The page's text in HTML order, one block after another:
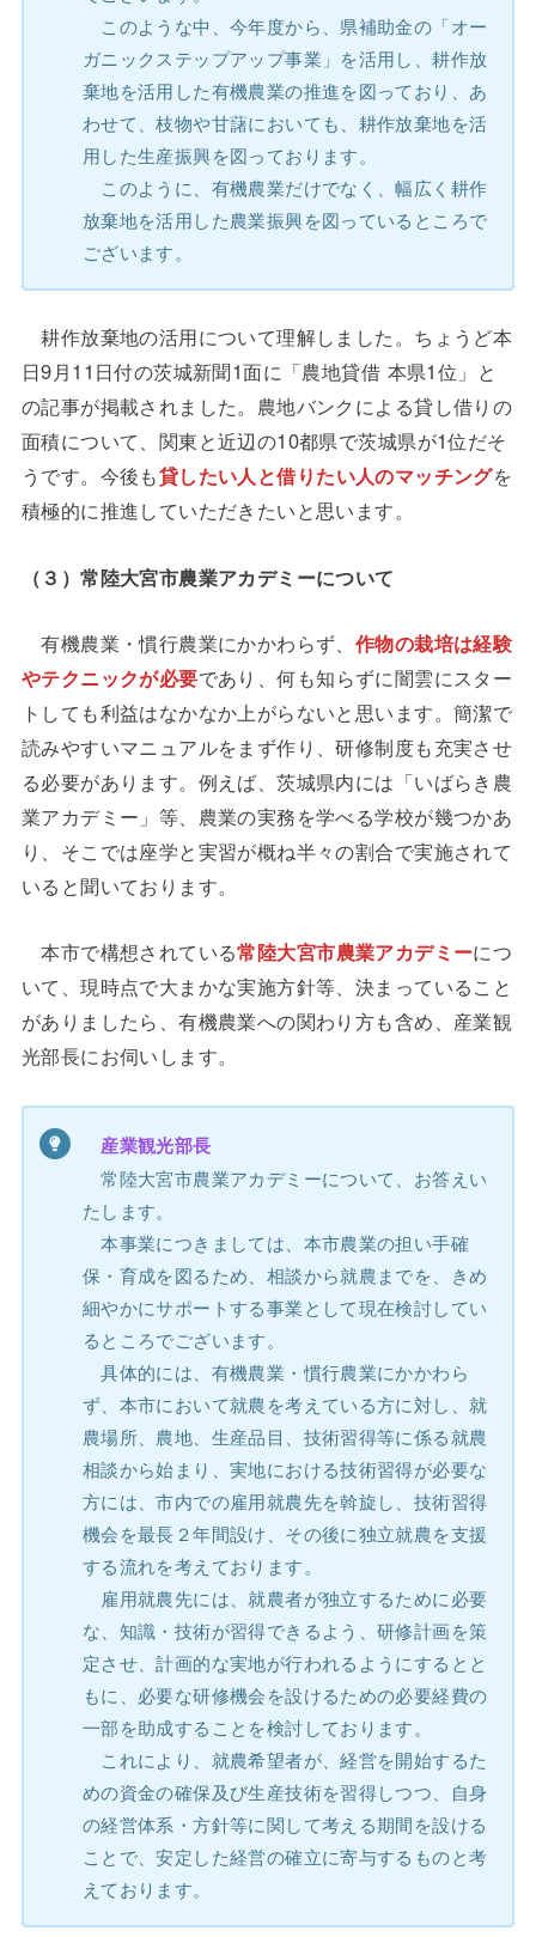
このような中、今年度から、県補助金の「オー
ガニックステップアップ事業」を活用し、耕作放
棄地を活用した有機農業の推進を図っており、あ
わせて、枝物や甘藷においても、耕作放棄地を活
用した生産振興を図っております。
このように、有機農業だけでなく、幅広く耕作
放棄地を活用した農業振興を図っているところで
ございます。
耕作放棄地の活用について理解しました。ちょうど本
日9月11日付の茨城新聞1面に「農地貸借 本県1位」と
の記事が掲載されました。農地バンクによる貸し借りの
面積について、関東と近辺の10都県で茨城県が1位だそ
うです。今後も貸したい人と借りたい人のマッチングを
積極的に推進していただきたいと思います。
（３）常陸大宮市農業アカデミーについて
有機農業・慣行農業にかかわらず、 作物の栽培は経験
やテクニックが必要であり、何も知らずに闇雲にスター
トしても利益はなかなか上がらないと思います。簡潔で
読みやすいマニュアルをまず作り、研修制度も充実させ
る必要があります。例えば、茨城県内には「いばらき農
業アカデミー」等、農業の実務を学べる学校が幾つかあ
り、そこでは座学と実習が概ね半々の割合で実施されて
いると聞いております。
本市で構想されている常陸大宮市農業アカデミーにつ
いて、現時点で大まかな実施方針等、決まっていること
がありましたら、有機農業への関わり方も含め、産業観
光部長にお伺いします。
産業観光部長
常陸大宮市農業アカデミーについて、お答えい
たします。
本事業につきましては、本市農業の担い手確
保・育成を図るため、相談から就農までを、きめ
細やかにサポートする事業として現在検討してい
るところでございます。
具体的には、有機農業・慣行農業にかかわら
ず、本市において就農を考えている方に対し、就
農場所、農地、生産品目、技術習得等に係る就農
相談から始まり、実地における技術習得が必要な
方には、市内での雇用就農先を斡旋し、技術習得
機会を最長２年間設け、その後に独立就農を支援
する流れを考えております。
雇用就農先には、就農者が独立するために必要
な、知識・技術が習得できるよう、研修計画を策
定させ、計画的な実地が行われるようにするとと
もに、必要な研修機会を設けるための必要経費の
一部を助成することを検討しております。
これにより、就農希望者が、経営を開始するた
めの資金の確保及び生産技術を習得しつつ、自身
の経営体系・方針等に関して考える期間を設ける
ことで、安定した経営の確立に寄与するものと考
えております。